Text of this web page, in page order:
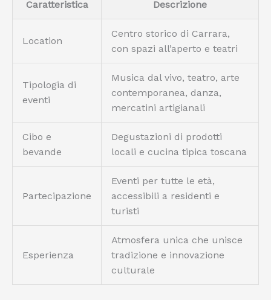
Caratteristica Descrizione
Location
Centro storico di Carrara,
con spazi all’aperto e teatri
Tipologia di
eventi
Musica dal vivo, teatro, arte
contemporanea, danza,
mercatini artigianali
Cibo e
bevande
Degustazioni di prodotti
locali e cucina tipica toscana
Partecipazione
Eventi per tutte le età,
accessibili a residenti e
turisti
Esperienza
Atmosfera unica che unisce
tradizione e innovazione
culturale